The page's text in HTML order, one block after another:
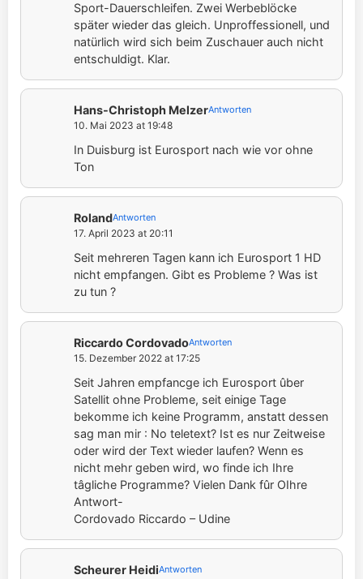
Sport-Dauerschleifen. Zwei Werbeblöcke
später wieder das gleich. Unproffessionell, und
natürlich wird sich beim Zuschauer auch nicht
entschuldigt. Klar.
Hans-Christoph MelzerAntworten
10. Mai 2023 at 19:48
In Duisburg ist Eurosport nach wie vor ohne
Ton
RolandAntworten
17. April 2023 at 20:11
Seit mehreren Tagen kann ich Eurosport 1 HD
nicht empfangen. Gibt es Probleme ? Was ist
zu tun ?
Riccardo CordovadoAntworten
15. Dezember 2022 at 17:25
Seit Jahren empfancge ich Eurosport ûber
Satellit ohne Probleme, seit einige Tage
bekomme ich keine Programm, anstatt dessen
sag man mir : No teletext? Ist es nur Zeitweise
oder wird der Text wieder laufen? Wenn es
nicht mehr geben wird, wo finde ich Ihre
tâgliche Programme? Vielen Dank fûr OIhre
Antwort-
Cordovado Riccardo – Udine
Scheurer HeidiAntworten